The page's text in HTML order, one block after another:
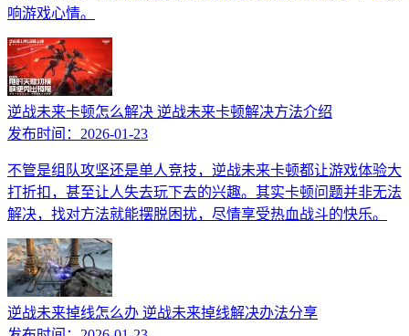
响游戏心情。
逆战未来卡顿怎么解决 逆战未来卡顿解决方法介绍
发布时间： 2026-01-23
不管是组队攻坚还是单人竞技，逆战未来卡顿都让游戏体验大
打折扣，甚至让人失去玩下去的兴趣。其实卡顿问题并非无法
解决，找对方法就能摆脱困扰，尽情享受热血战斗的快乐。
逆战未来掉线怎么办 逆战未来掉线解决办法分享